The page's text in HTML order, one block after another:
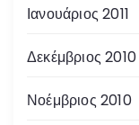
Ιανουάριος 2011
Δεκέμβριος 2010
Νοέμβριος 2010